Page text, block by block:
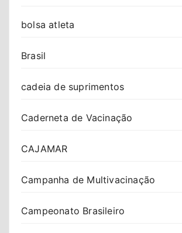
bolsa atleta
Brasil
cadeia de suprimentos
Caderneta de Vacinação
CAJAMAR
Campanha de Multivacinação
Campeonato Brasileiro